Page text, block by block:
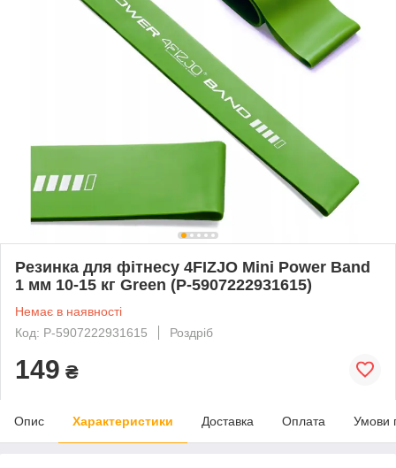
Резинка для фітнесу 4FIZJO Mini Power Band
1 мм 10-15 кг Green (P-5907222931615)
Немає в наявності
Код: P-5907222931615
Роздріб
149 ₴
Опис Характеристики Доставка Оплата Умови